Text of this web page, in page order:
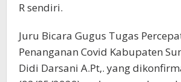
R sendiri.
Juru Bicara Gugus Tugas
Penanganan Covid Kabupaten
Didi Darsani A.Pt,. yang